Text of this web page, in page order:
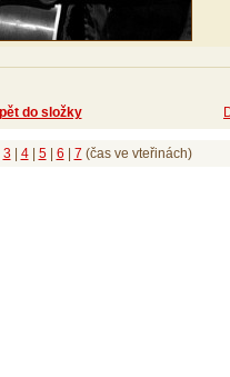
do složky
3| 4| 5| 6 7 (čas ve vteřinách)